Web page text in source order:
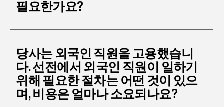
필요한가요?
당사는 외국인 직원을 고용했습니
다. 선전에서 외국인 직원이 일하기
위해 필요한 절차는 어떤 것이 있으
며, 비용은 얼마나 소요되나요?